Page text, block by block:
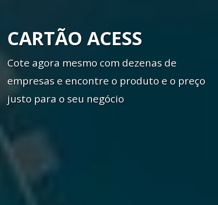
CARTÃO ACESS
Cote agora mesmo com dezenas de
empresas e encontre o produto e o preço
justo para o seu negócio